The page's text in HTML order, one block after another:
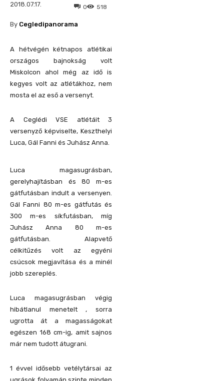
2018.07.17. 518
0
By Cegledipanorama
A hétvégén kétnapos atlétikai
országos bajnokság volt
Miskolcon ahol még az idő is
kegyes volt az atlétákhoz, nem
mosta el az eső a versenyt.
A Ceglédi VSE atlétáit 3
versenyző képviselte, Keszthelyi
Luca, Gál Fanni és Juhász Anna.
Luca magasugrásban,
gerelyhajításban és 80 m-es
gátfutásban indult a versenyen.
Gál Fanni 80 m-es gátfutás és
300 m-es síkfutásban, míg
Juhász Anna 80 m-es
gátfutásban. Alapvető
célkitűzés volt az egyéni
csúcsok megjavítása és a minél
jobb szereplés.
Luca magasugrásban végig
hibátlanul menetelt , sorra
ugrotta át a magasságokat
egészen 168 cm-ig, amit sajnos
már nem tudott átugrani.
1 évvel idősebb vetélytársai az